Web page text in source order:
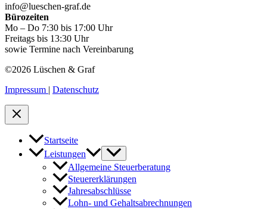
info@lueschen-graf.de
Bürozeiten
Mo – Do 7:30 bis 17:00 Uhr
Freitags bis 13:30 Uhr
sowie Termine nach Vereinbarung
©2026 Lüschen & Graf
Impressum | Datenschutz
Startseite
Leistungen
Allgemeine Steuerberatung
Steuererklärungen
Jahresabschlüsse
Lohn- und Gehaltsabrechnungen